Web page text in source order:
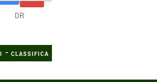
DR
- CLASSIFICA